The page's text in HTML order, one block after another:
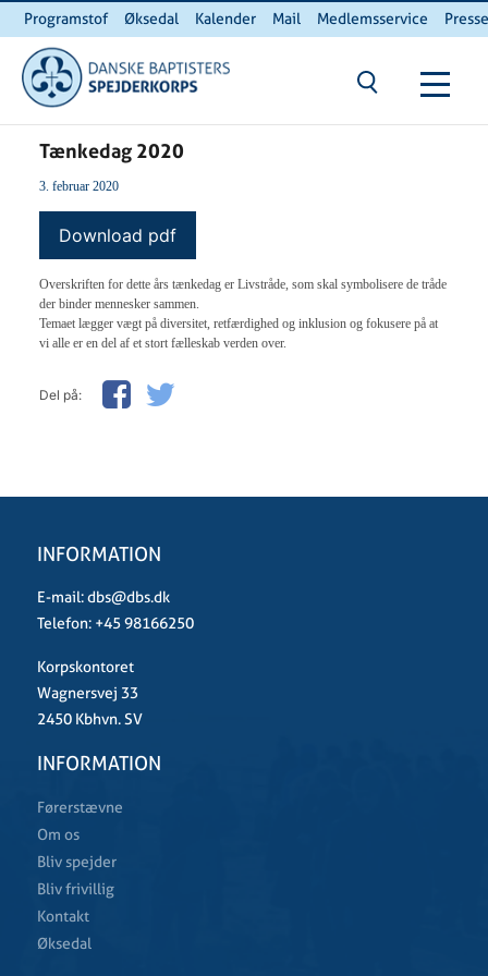
Programstof Øksedal Kalender Mail Medlemsservice
INTERNnet
Du er her:
Tænkedag 2020
3. februar 2020
Download pdf
Overskriften for dette års tænkedag er Livstråde, som skal symbolisere de tråde
der binder mennesker sammen.
Temaet lægger vægt på diversitet, retfærdighed og inklusion og fokusere på at
vi alle er en del af et stort fælleskab verden over.
Del på:
INFORMATION
E-mail:dbs@dbs.dk
Telefon: +45 98166250
Korpskontoret
Wagnersvej 33
2450 Kbhvn. SV
INFORMATION
Førerstævne
Om os
Bliv spejder
Bliv frivillig
Kontakt
Øksedal